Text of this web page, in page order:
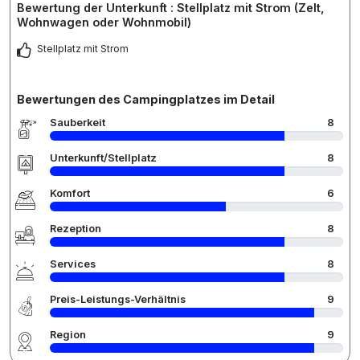
Bewertung der Unterkunft : Stellplatz mit Strom (Zelt,
Wohnwagen oder Wohnmobil)
Stellplatz mit Strom
Bewertungen des Campingplatzes im Detail
Sauberkeit 8
Unterkunft/Stellplatz 8
Komfort 6
Rezeption 8
Services 8
Preis-Leistungs-Verhältnis 9
Region 9